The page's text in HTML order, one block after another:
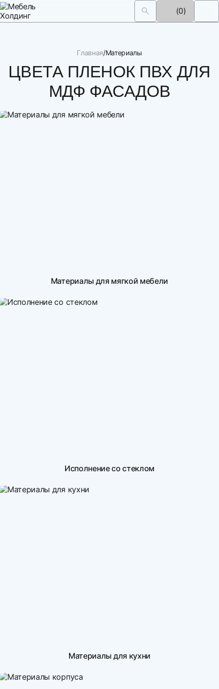
(0)
Главная Материалы
ЦВЕТА ПЛЕНОК ПВХ ДЛЯ
МДФ ФАСАДОВ
Материалы для мягкой мебели
Исполнение со стеклом
Материалы для кухни